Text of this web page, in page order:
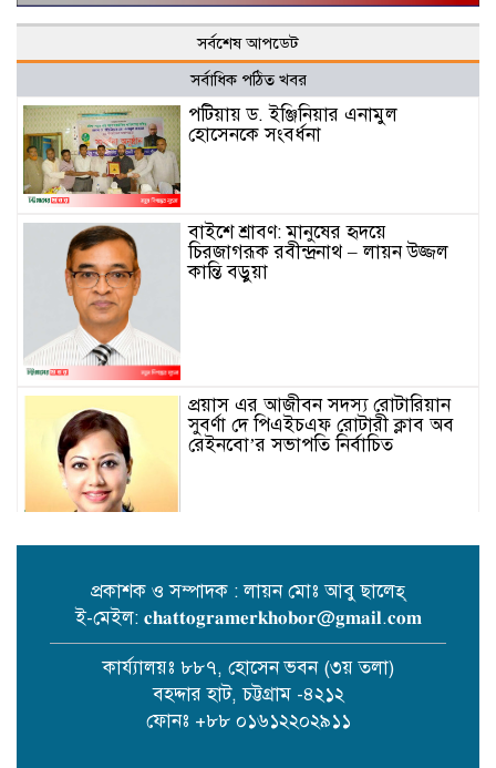
সর্বশেষ আপডেট
সর্বাধিক পঠিত খবর
পটিয়ায় ড. ইঞ্জিনিয়ার এনামুল
হোসেনকে সংবর্ধনা
বাইশে শ্রাবণ: মানুষের হৃদয়ে
চিরজাগরূক রবীন্দ্রনাথ – লায়ন উজ্জল
কান্তি বড়ুয়া
প্রয়াস এর আজীবন সদস্য রোটারিয়ান
সুবর্ণা দে পিএইচএফ রোটারী ক্লাব অব
রেইনবো’র সভাপতি নির্বাচিত
তোমার গানে জাগবে জুলাই’
প্রতিযোগিতায় পুরস্কৃত হন জাসাস
চট্টগ্রাম মহানগর সদস‌্য স‌চিব মামুনুর
রশিদ শিপন।
প্রকাশক ও সম্পাদক : লায়ন মোঃ আবু ছালেহ্
ই-মেইল: 𝐜𝐡𝐚𝐭𝐭𝐨𝐠𝐫𝐚𝐦𝐞𝐫𝐤𝐡𝐨𝐛𝐨𝐫@𝐠𝐦𝐚𝐢𝐥.𝐜𝐨𝐦
কার্য্যালয়ঃ ৮৮৭, হোসেন ভবন (৩য় তলা)
বহদ্দার হাট, চট্টগ্রাম -৪২১২
ফোনঃ +৮৮ ০১৬১২২০২৯১১